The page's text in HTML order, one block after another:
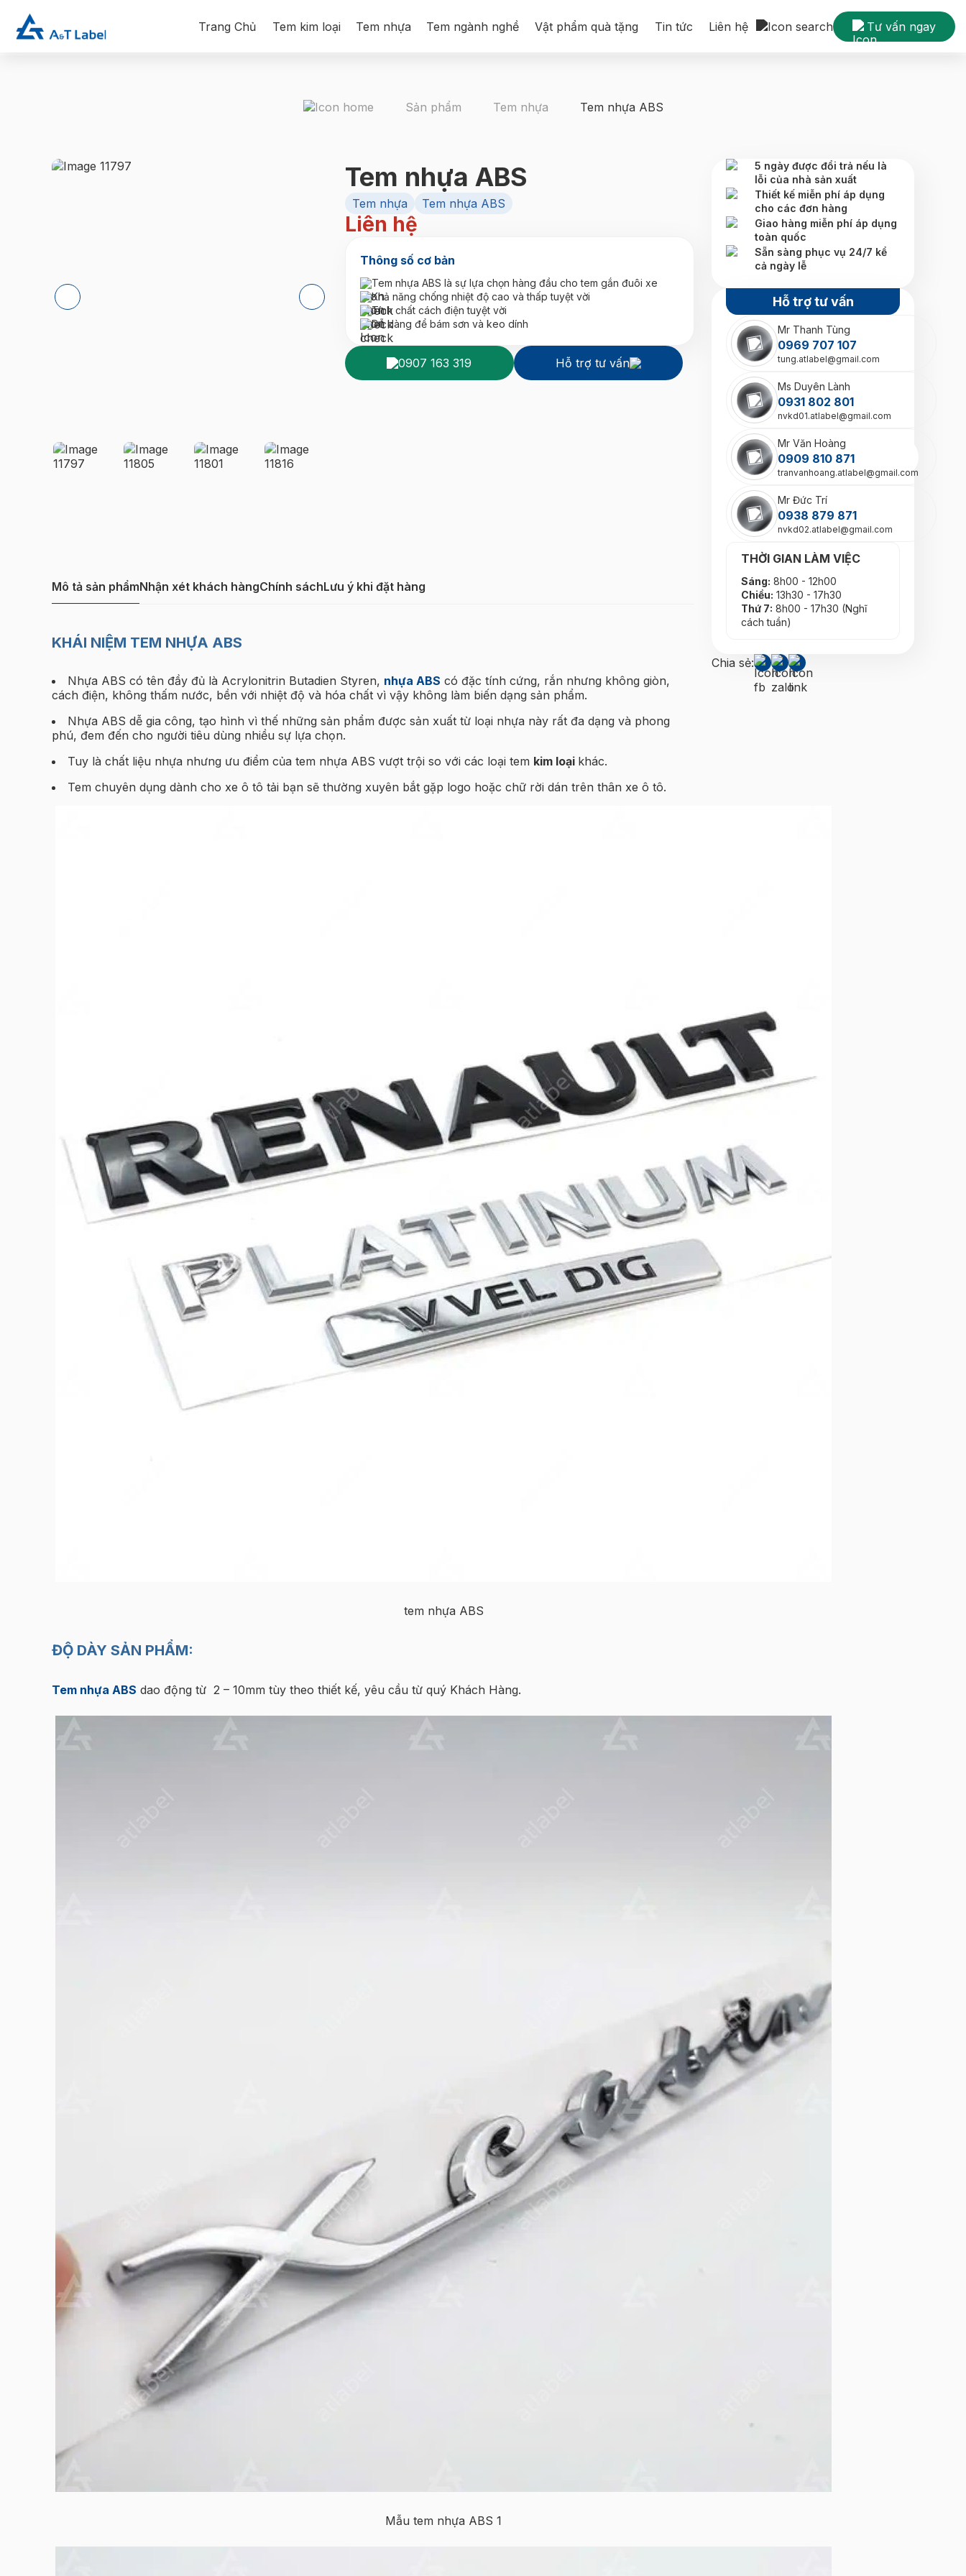
Trang Chủ Tem kim loại Tem nhựa Tem ngành nghề Vật phẩm quà tặng Tin tức Liên hệ Tư vấn ngay
Sản phẩm Tem nhựa Tem nhựa ABS
Tem nhựa ABS
Tem nhựa Tem nhựa ABS
Liên hệ
Thông số cơ bản
Tem nhựa ABS là sự lựa chọn hàng đầu cho tem gắn đuôi xe
Khả năng chống nhiệt độ cao và thấp tuyệt vời
Tính chất cách điện tuyệt vời
Dễ dàng để bám sơn và keo dính
0907 163 319 Hỗ trợ tư vấn
Mô tả sản phẩmNhận xét khách hàngChính sáchLưu ý khi đặt hàng
KHÁI NIỆM TEM NHỰA ABS
Nhựa ABS có tên đầy đủ là Acrylonitrin Butadien Styren, nhựa ABS có đặc tính cứng, rắn nhưng không giòn,
cách điện, không thấm nước, bền với nhiệt độ và hóa chất vì vậy không làm biến dạng sản phẩm.
Nhựa ABS dễ gia công, tạo hình vì thế những sản phẩm được sản xuất từ loại nhựa này rất đa dạng và phong
phú, đem đến cho người tiêu dùng nhiều sự lựa chọn.
Tuy là chất liệu nhựa nhưng ưu điểm của tem nhựa ABS vượt trội so với các loại tem kim loại khác.
Tem chuyên dụng dành cho xe ô tô tải bạn sẽ thường xuyên bắt gặp logo hoặc chữ rời dán trên thân xe ô tô.
tem nhựa ABS
ĐỘ DÀY SẢN PHẨM:
Tem nhựa ABS dao động từ 2 – 10mm tùy theo thiết kế, yêu cầu từ quý Khách Hàng.
Mẫu tem nhựa ABS 1
5 ngày được đổi trả nếu là
lỗi của nhà sản xuất
Thiết kế miễn phí áp dụng
cho các đơn hàng
Giao hàng miễn phí áp dụng
toàn quốc
Sẵn sàng phục vụ 24/7 kể
cả ngày lễ
Hỗ trợ tư vấn
Mr Thanh Tùng
0969 707 107
tung.atlabel@gmail.com
Ms Duyên Lành
0931 802 801
nvkd01.atlabel@gmail.com
Mr Văn Hoàng
0909 810 871
tranvanhoang.atlabel@gmail.com
Mr Đức Trí
0938 879 871
nvkd02.atlabel@gmail.com
THỜI GIAN LÀM VIỆC
Sáng: 8h00 - 12h00
Chiều: 13h30 - 17h30
Thứ 7: 8h00 - 17h30 (Nghĩ
cách tuần)
Chia sẻ: